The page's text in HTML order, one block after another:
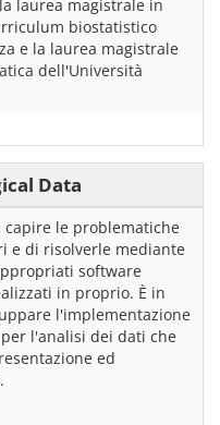
laurea magistrale in
biostatistico
e la laurea magistrale
dell'Università
Data
capire le problematiche
e di risolverle mediante
software
in proprio. È in
l'implementazione
l'analisi dei dati che
ed